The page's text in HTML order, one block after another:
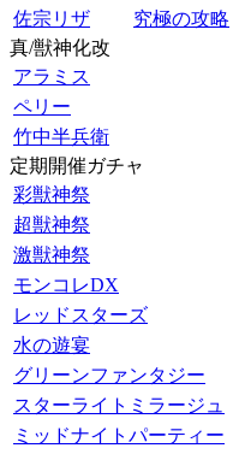
佐宗リザ
究極の攻略
真/獣神化改
アラミス
ペリー
竹中半兵衛
定期開催ガチャ
彩獣神祭
超獣神祭
激獣神祭
モンコレDX
レッドスターズ
水の遊宴
グリーンファンタジー
スターライトミラージュ
ミッドナイトパーティー